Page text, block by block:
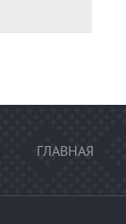
ГЛАВНАЯ